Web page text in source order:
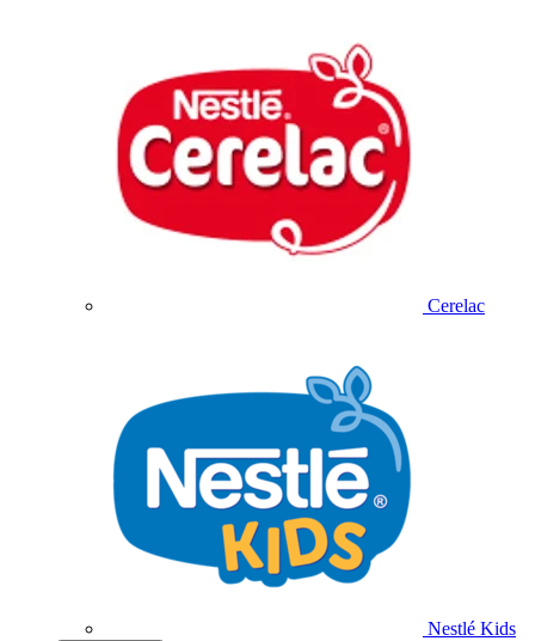
Cerelac
Nestlé Kids